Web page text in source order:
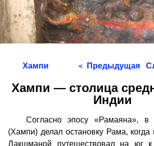
Хампи < Предыдущая
Хампи — столица
Индии
Согласно эпосу «Рамаяна», в
(Хампи) делал остановку Рама, когда
Лакшманой путешествовал на юг к